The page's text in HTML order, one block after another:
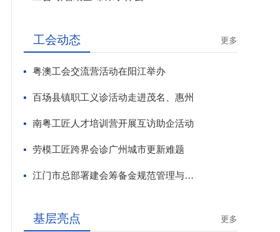
工会动态 更多
粤澳工会交流营活动在阳江举办
百场县镇职工义诊活动走进茂名、惠州
南粤工匠人才培训营开展互访助企活动
劳模工匠跨界会诊广州城市更新难题
江门市总部署建会筹备金规范管理与基层工会组建攻坚行动
基层亮点 更多